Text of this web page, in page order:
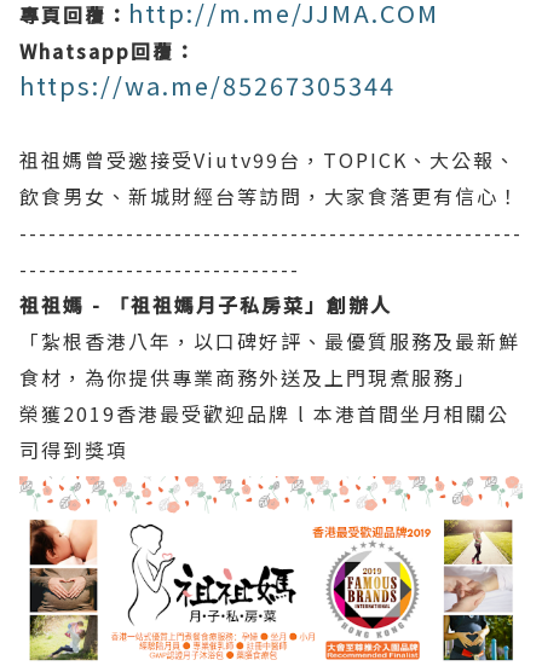
專頁回覆： http://m.me/JJMA.COM
Whatsapp回覆：
https://wa.me/85267305344
祖祖媽曾受邀接受Viutv99台，TOPICK、大公報、
飲食男女、新城財經台等訪問，大家食落更有信心！
----------------------------------------------------
-----------------------------
祖祖媽 - 「祖祖媽月子私房菜」創辦人
「紮根香港八年，以口碑好評、最優質服務及最新鮮
食材，為你提供專業商務外送及上門現煮服務」
榮獲2019香港最受歡迎品牌 l 本港首間坐月相關公
司得到獎項